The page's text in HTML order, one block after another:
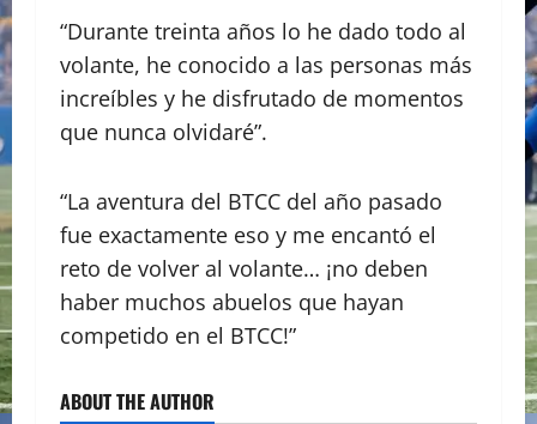
“Durante treinta años lo he dado todo al
volante, he conocido a las personas más
increíbles y he disfrutado de momentos
que nunca olvidaré”.
“La aventura del BTCC del año pasado
fue exactamente eso y me encantó el
reto de volver al volante… ¡no deben
haber muchos abuelos que hayan
competido en el BTCC!”
ABOUT THE AUTHOR